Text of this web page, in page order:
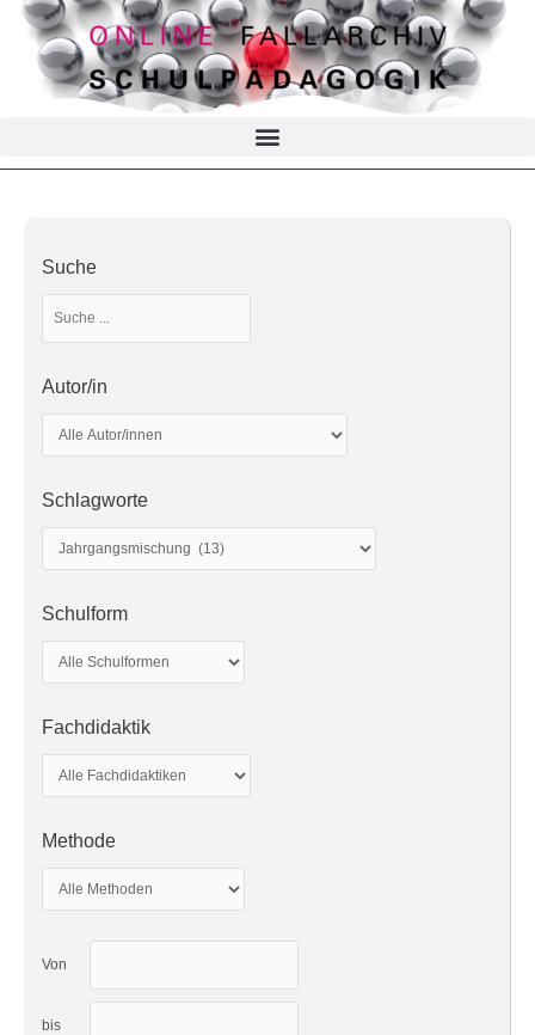
Suche
Autor/in
Schlagworte
Schulform
Fachdidaktik
Methode
Von
bis